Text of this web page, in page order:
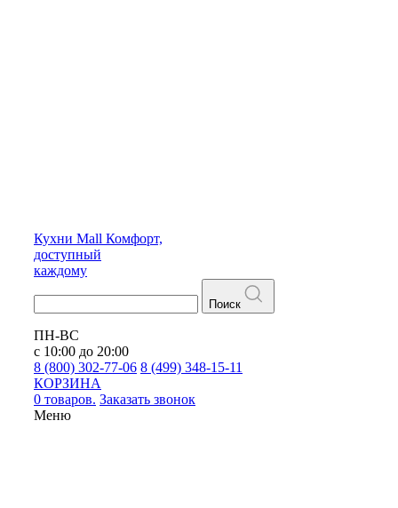
Кухни Mall Комфорт,
доступный
каждому
Поиск
ПН-ВС
с 10:00 до 20:00
8 (800) 302-77-06 8 (499) 348-15-11
КОРЗИНА
0 товаров. Заказать звонок
Меню